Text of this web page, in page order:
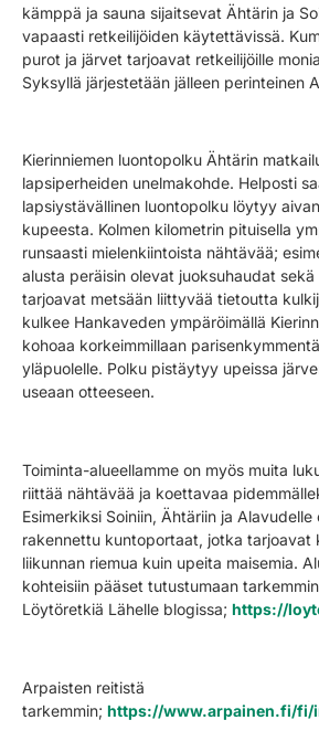
kämppä ja sauna sijaitsevat Ähtärin ja
vapaasti retkeilijöiden käytettävissä.
purot ja järvet tarjoavat retkeilijöille
Syksyllä järjestetään jälleen perinteinen
Kierinniemen luontopolku Ähtärin
lapsiperheiden unelmakohde. Helposti
lapsiystävällinen luontopolku löytyy
kupeesta. Kolmen kilometrin pituisella
runsaasti mielenkiintoista nähtävää;
alusta peräisin olevat juoksuhaudat
tarjoavat metsään liittyvää tietoutta
kulkee Hankaveden ympäröimällä
kohoaa korkeimmillaan
yläpuolelle. Polku pistäytyy upeissa
useaan otteeseen.
Toiminta-alueellamme on myös muita
riittää nähtävää ja koettavaa
Esimerkiksi Soiniin, Ähtäriin ja Alavudelle
rakennettu kuntoportaat, jotka tarjoavat
liikunnan riemua kuin upeita maisemia.
kohteisiin pääset tutustumaan
Löytöretkiä Lähelle blogissa; https://
Arpaisten reitistä
tarkemmin; https://www.arpainen.fi/fi/